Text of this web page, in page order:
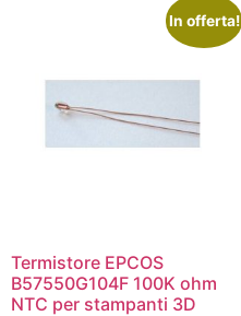
In offerta!
Termistore EPCOS
B57550G104F 100K ohm
NTC per stampanti 3D